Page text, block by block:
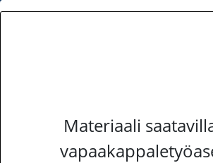
Materiaali